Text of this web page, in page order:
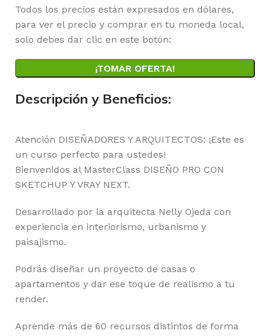
Todos los precios están expresados en dólares,
para ver el precio y comprar en tu moneda local,
solo debes dar clic en este botón:
¡TOMAR OFERTA!
Descripción y Beneficios:
Atención DISEÑADORES Y ARQUITECTOS: ¡Este es
un curso perfecto para ustedes!
Bienvenidos al MasterClass DISEÑO PRO CON
SKETCHUP Y VRAY NEXT.
Desarrollado por la arquitecta Nelly Ojeda con
experiencia en interiorismo, urbanismo y
paisajismo.
Podrás diseñar un proyecto de casas o
apartamentos y dar ese toque de realismo a tu
render.
Aprende más de 60 recursos distintos de forma